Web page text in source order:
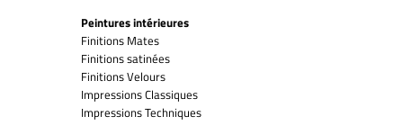
Peintures intérieures
Finitions Mates
Finitions satinées
Finitions Velours
Impressions Classiques
Impressions Techniques